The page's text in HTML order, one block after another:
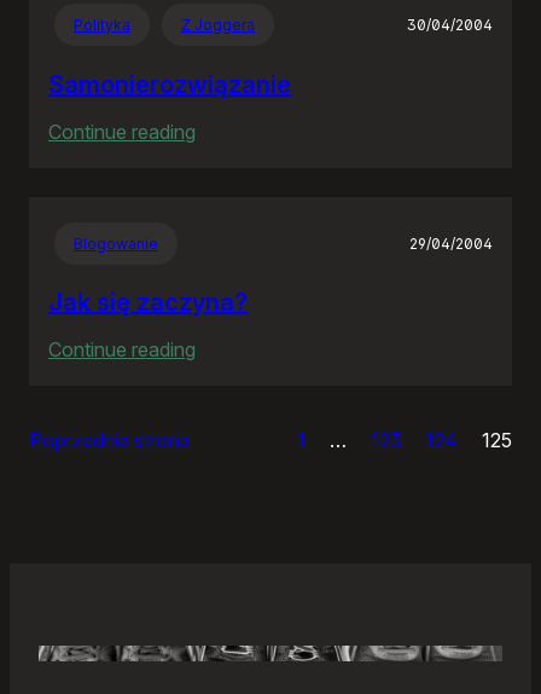
Polityka Z Joggera 30/04/2004
Samonierozwiązanie
Continue reading
Blogowanie 29/04/2004
Jak się zaczyna?
Continue reading
Poprzednia strona 1 … 123 124 125